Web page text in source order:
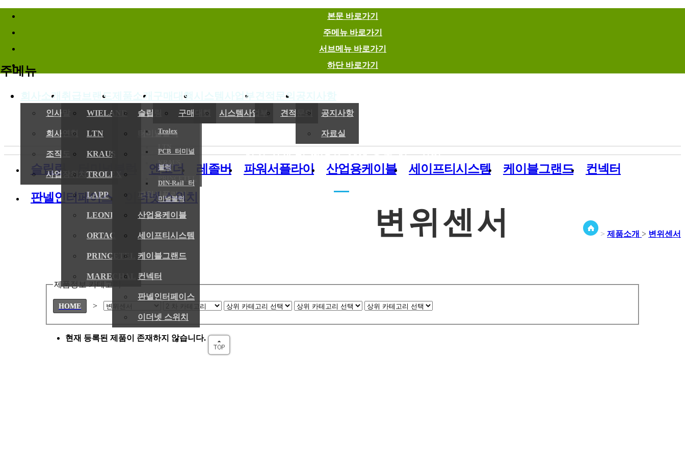
바로가기메뉴
본문 바로가기
주메뉴 바로가기
서브메뉴 바로가기
하단 바로가기
주메뉴
회사소개
인사말
회사연혁
조직도
사업장위치/연락처
취급브랜드
WIELAND
LTN
KRAUS
TROLEX
LAPP
LEONI
ORTAC
PRINCETEL
MARECHAL
제품소개
슬립링
Trolex
KRAUS
PRINCETEL
터미널블럭
PCB 터미널
블럭
DIN-Rail 터
미널블럭
엔코더
레졸버
파워서플라이
산업용케이블
세이프티시스템
케이블그랜드
컨넥터
판넬인터페이스
이더넷 스위치
구매대행
구매대행
시스템사업부
시스템사업부
견적문의
견적문의 공지사항
자료실
(주)이엠에스
전기,기계 및 제어용 자재 유통 전문기업
슬립링 터미널블럭 엔코더 레졸버 파워서플라이 산업용케이블 세이프티시스템 케이블그랜드 컨넥터
판넬인터페이스 이더넷 스위치
> 제품소개 > 변위센서
변위센서
제품정보 카테고리
HOME >
현재 등록된 제품이 존재하지 않습니다.